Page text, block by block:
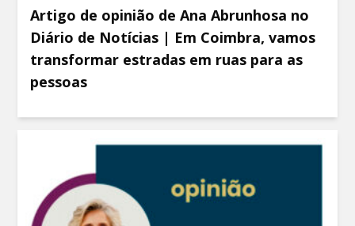
Artigo de opinião de Ana Abrunhosa no
Diário de Notícias | Em Coimbra, vamos
transformar estradas em ruas para as
pessoas